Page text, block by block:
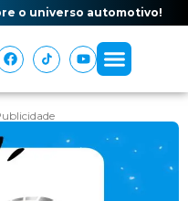
o universo automotivo!